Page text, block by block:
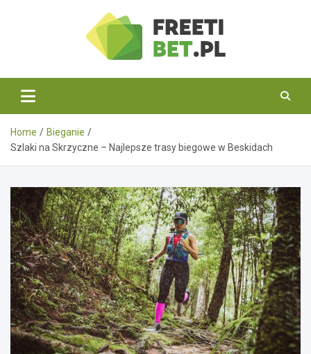
Freetibet.pl
Home
Bieganie
Szlaki na Skrzyczne – Najlepsze trasy biegowe w Beskidach